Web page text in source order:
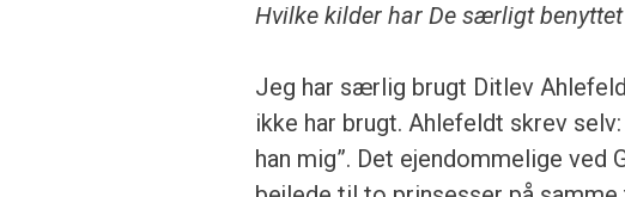
Hvilke kilder har De særligt
Jeg har særlig brugt Ditlev
ikke har brugt. Ahlefeldt skrev
han mig”. Det ejendommelige ved